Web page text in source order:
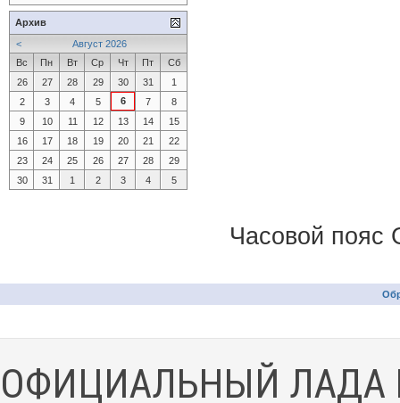
Архив
<
Август 2026
Вс
Пн Вт Ср Чт Пт
Сб
26
27 28 29 30 31
1
2
3 4 5 6 7
8
9
10 11 12 13 14
15
16
17 18 19 20 21
22
23
24 25 26 27 28
29
30
31 1 2 3 4 5
Часовой пояс
ОФИЦИАЛЬНЫЙ ЛАДА